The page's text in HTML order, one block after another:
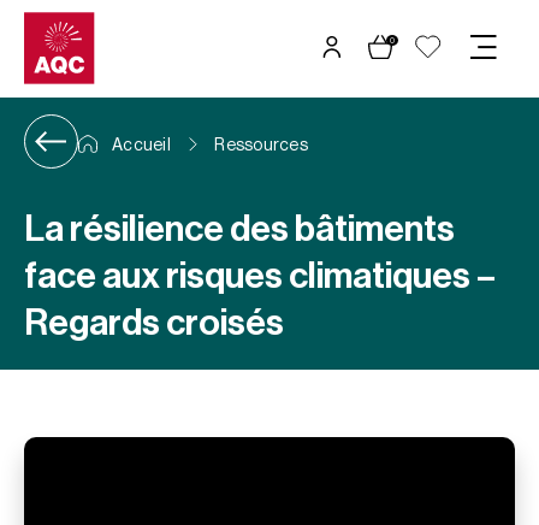
Panneau de gestion des cookies
0
Accueil Ressources
La résilience des bâtiments
face aux risques climatiques –
Regards croisés